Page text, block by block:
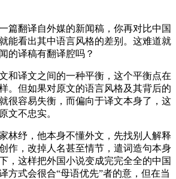
篇翻译自外媒的新闻稿，你再对比中国
能看出其中语言风格的差别。这难道就
的译稿有翻译腔吗？
和译文之间的一种平衡，这个平衡点在
。但如果对原文的语言风格及其背后的
很容易失衡，而偏向于译文本身了，这
文不忠实。
林纾，他本身不懂外文，先找别人解释
作，改掉人名甚至情节，遣词造句本身
，这样把外国小说变成完完全全的中国
方式会很合“母语优先”者的意，但在当